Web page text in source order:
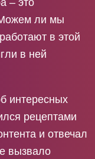
– это
ли мы
в этой
в ней
интересных
рецептами
и отвечал
вызвало